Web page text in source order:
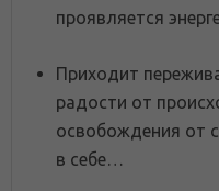
проявляется
Приходит
радости от
освобождения от
в себе…